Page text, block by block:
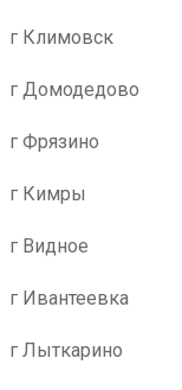
г Климовск
г Домодедово
г Фрязино
г Кимры
г Видное
г Ивантеевка
г Лыткарино